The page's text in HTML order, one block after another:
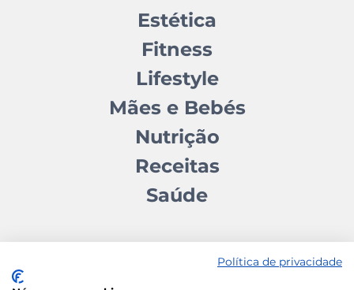
Estética
Fitness
Lifestyle
Mães e Bebés
Nutrição
Receitas
Saúde
Política de privacidade